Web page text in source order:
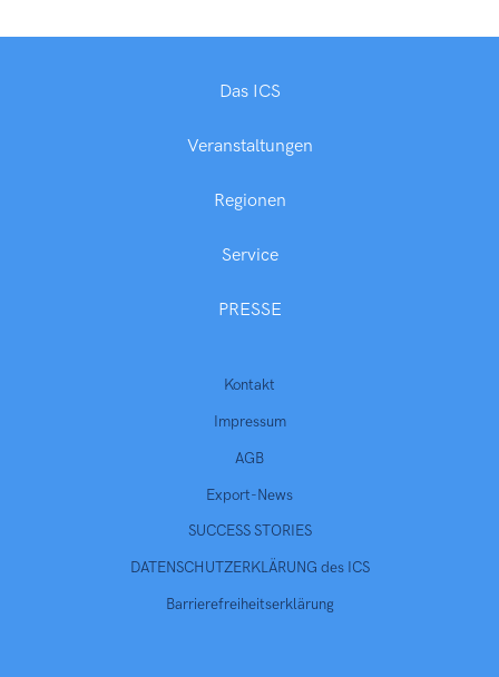
Das ICS
Veranstaltungen
Regionen
Service
PRESSE
Kontakt
Impressum
AGB
Export-News
SUCCESS STORIES
DATENSCHUTZERKLÄRUNG des ICS
Barrierefreiheitserklärung